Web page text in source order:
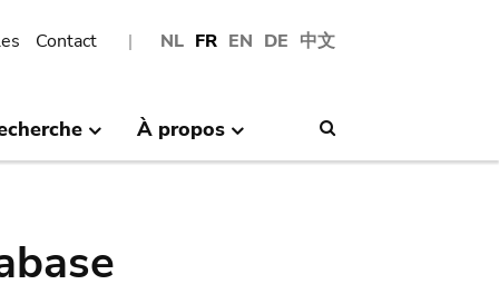
NL FR EN DE 中文
Contact
À propos